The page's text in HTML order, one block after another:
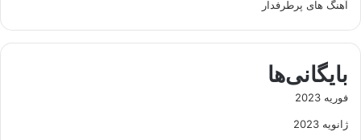
آهنگ های پرطرفدار
بایگانی‌ها
فوریه 2023
ژانویه 2023